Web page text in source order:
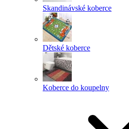
Skandinávské koberce
Dětské koberce
Koberce do koupelny